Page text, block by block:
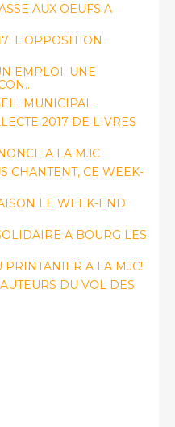
AUX OEUFS A
L'OPPOSITION
EMPLOI: UNE
MUNICIPAL
2017 DE LIVRES
A LA MJC
CHANTENT, CE WEEK-
LE WEEK-END
A BOURG LES
PRINTANIER A LA MJC!
DU VOL DES